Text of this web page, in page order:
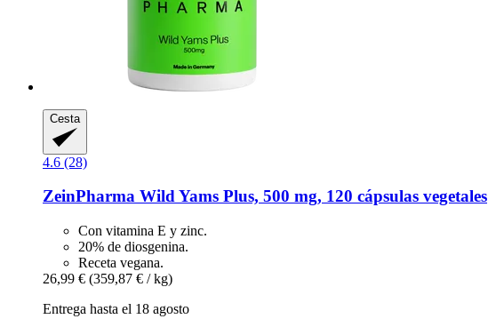
Cesta
4.6 (28)
ZeinPharma Wild Yams Plus, 500 mg, 120 cápsulas vegetales
Con vitamina E y zinc.
20% de diosgenina.
Receta vegana.
26,99 € (359,87 € / kg)
Entrega hasta el 18 agosto